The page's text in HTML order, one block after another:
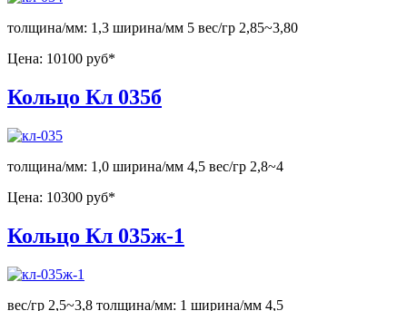
толщина/мм: 1,3 ширина/мм 5 вес/гр 2,85~3,80
Цена: 10100 руб*
Кольцо Кл 035б
толщина/мм: 1,0 ширина/мм 4,5 вес/гр 2,8~4
Цена: 10300 руб*
Кольцо Кл 035ж-1
вес/гр 2,5~3,8 толщина/мм: 1 ширина/мм 4,5